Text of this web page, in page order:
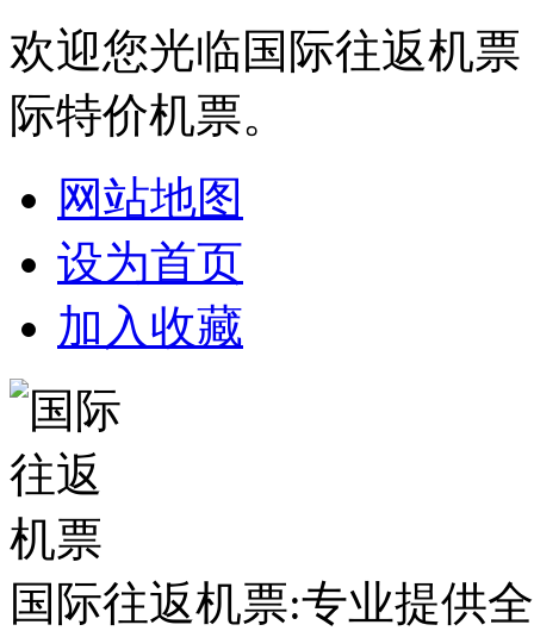
欢迎您光临国际往返机
际特价机票。
网站地图
设为首页
加入收藏
国际往返机票:专业提供